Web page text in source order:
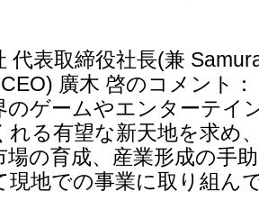
代表取締役社長(兼
廣木 啓のコメント：
のゲームやエンターテイ
れる有望な新天地を求め
場の育成、産業形成の手
現地での事業に取り組ん